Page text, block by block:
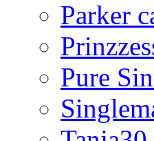
Parker
Pure